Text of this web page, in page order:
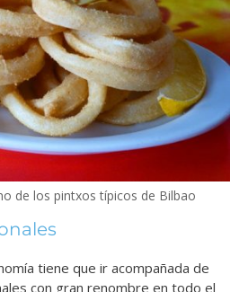
de los pintxos típicos de Bilbao
tiene que ir acompañada de
con gran renombre en todo el